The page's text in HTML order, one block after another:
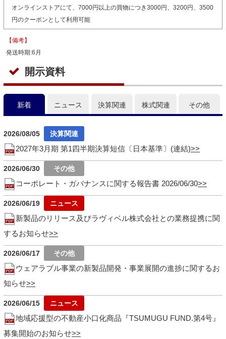
オンラインストアにて、7000円以上の買物につき3000円、3200円、3500
円のクーポンとして利用可能
【備考】
発送時期:6月
開示資料
新着 ニュース 決算関連 株式関連 その他
2026/08/05
2027年3月期 第1四半期決算短信〔日本基準〕(連結)
2026/06/30
コーポレート・ガバナンスに関する報告書 2026/06/30
2026/06/19
新製品のリリース及びラヴィベル株式会社との業務提携に関
するお知らせ
2026/06/17
ウェアラブル事業の新製品開発・事業展開の進捗に関するお
知らせ
2026/06/15
地域応援型の不動産小口化商品『TSUMUGU FUND.第4号』
募集開始のお知らせ